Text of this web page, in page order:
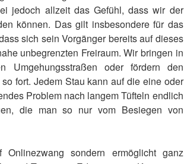
jedoch allzeit das Gefühl, dass wir der
können. Das gilt insbesondere für das
sich sein Vorgänger bereits auf dieses
unbegrenzten Freiraum. Wir bringen in
Umgehungsstraßen oder fördern den
fort. Jedem Stau kann auf die eine oder
Problem nach langem Tüfteln endlich
die man so nur vom Besiegen von
sondern ermöglicht ganz